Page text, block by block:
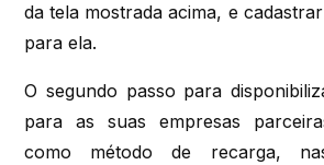
da tela mostrada acima, e
para ela.
O segundo passo para
para as suas empresas
como método de recarga,